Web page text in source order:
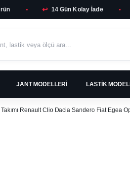
↩ 14 Gün Kolay İade
JANT MODELLERI LASTIK
Renault Clio Dacia Sandero Fiat Egea